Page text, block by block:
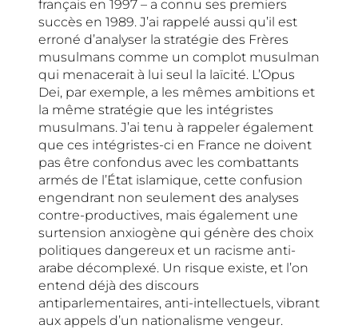
français en 1997 – a connu ses premiers
succès en 1989. J’ai rappelé aussi qu’il est
erroné d’analyser la stratégie des Frères
musulmans comme un complot musulman
qui menacerait à lui seul la laïcité. L’Opus
Dei, par exemple, a les mêmes ambitions et
la même stratégie que les intégristes
musulmans. J’ai tenu à rappeler également
que ces intégristes-ci en France ne doivent
pas être confondus avec les combattants
armés de l’État islamique, cette confusion
engendrant non seulement des analyses
contre-productives, mais également une
surtension anxiogène qui génère des choix
politiques dangereux et un racisme anti-
arabe décomplexé. Un risque existe, et l’on
entend déjà des discours
antiparlementaires, anti-intellectuels, vibrant
aux appels d’un nationalisme vengeur.